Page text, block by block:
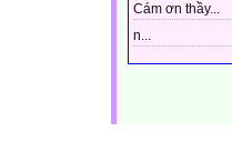
Cám ơn thầy...
n...